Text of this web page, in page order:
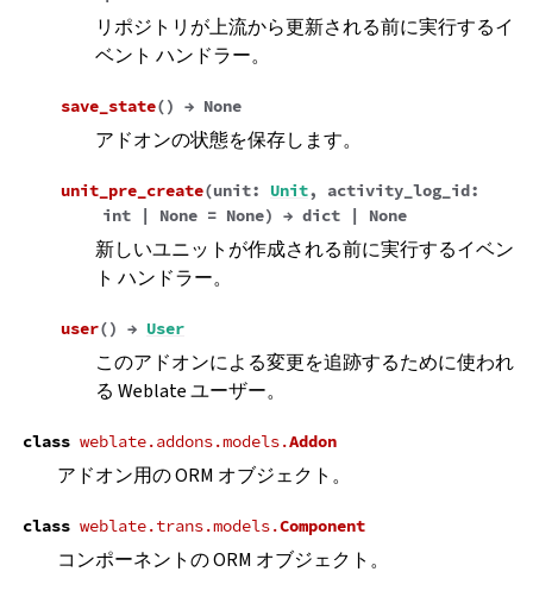
リポジトリが上流から更新される前に実行するイ
ベント ハンドラー。
save_state() → None
アドオンの状態を保存します。
unit_pre_create(unit: Unit, activity_log_id:
int
| None = None) → dict | None
新しいユニットが作成される前に実行するイベン
ト ハンドラー。
user() → User
このアドオンによる変更を追跡するために使われ
る Weblate ユーザー。
class weblate.addons.models.Addon
アドオン用の ORM オブジェクト。
class weblate.trans.models.Component
コンポーネントの ORM オブジェクト。